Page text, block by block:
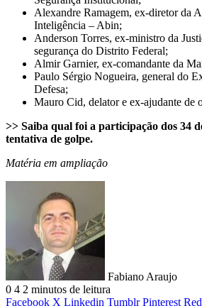
Alexandre Ramagem, ex-diretor da
Inteligência – Abin;
Anderson Torres, ex-ministro da
segurança do Distrito Federal;
Almir Garnier, ex-comandante da
Paulo Sérgio Nogueira, general do
Defesa;
Mauro Cid, delator e ex-ajudante de
>> Saiba qual foi a participação dos 34
tentativa de golpe.
Matéria em ampliação
Fabiano Araujo
0 4 2 minutos de leitura
Facebook X Linkedin Tumblr Pinterest